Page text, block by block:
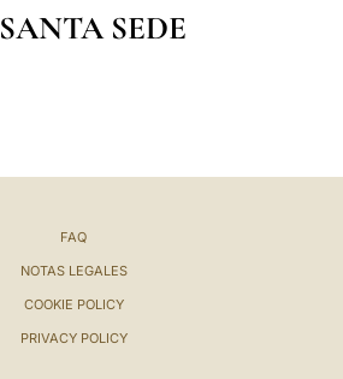
SANTA SEDE
FAQ
NOTAS LEGALES
COOKIE POLICY
PRIVACY POLICY